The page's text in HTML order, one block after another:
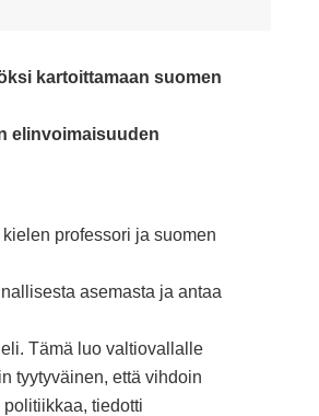
kartoittamaan suomen
elinvoimaisuuden
professori ja suomen
asemasta ja antaa
Tämä luo valtiovallalle
tyytyväinen, että vihdoin
tiedotti